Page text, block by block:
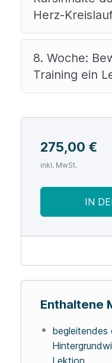
Herz-
8. Woche:
Training ein
275,00 €
inkl. MwSt.
IN
Enthaltene
begleitendes
Lektion